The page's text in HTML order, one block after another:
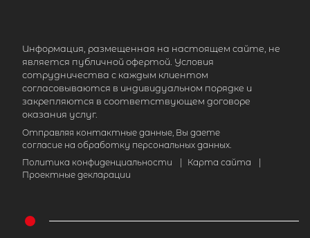
Информация, размещенная на настоящем сайте, не
является публичной офертой. Условия
сотрудничества с каждым клиентом
согласовываются в индивидуальном порядке и
закрепляются в соответствующем договоре
оказания услуг.
Отправляя контактные данные, Вы даете
согласие на обработку персональных данных.
Политика конфиденциальности
Карта сайта
Проектные декларации